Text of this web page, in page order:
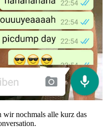
nochmals alle kurz das